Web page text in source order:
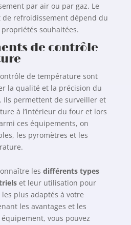
par air ou par gaz. Le
de refroidissement dépend du
souhaitées.
de contrôle
de température sont
la qualité et la précision du
permettent de surveiller et
à l’intérieur du four et lors
ces équipements, on
les pyromètres et les
les différents types
et leur utilisation pour
plus adaptés à votre
les avantages et les
vous pouvez